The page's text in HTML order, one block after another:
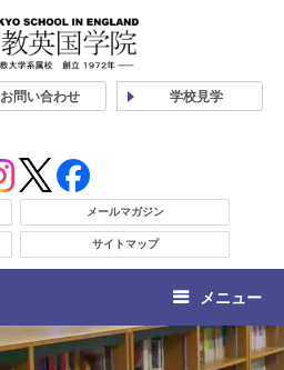
お問い合わせ 学校見学
メールマガジン
サイトマップ
メニュー